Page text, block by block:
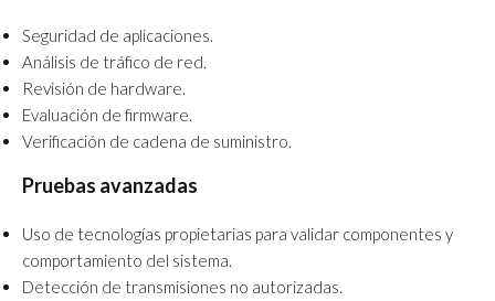
Seguridad de aplicaciones.
Análisis de tráfico de red.
Revisión de hardware.
Evaluación de firmware.
Verificación de cadena de suministro.
Pruebas avanzadas
Uso de tecnologías propietarias para validar componentes y
comportamiento del sistema.
Detección de transmisiones no autorizadas.